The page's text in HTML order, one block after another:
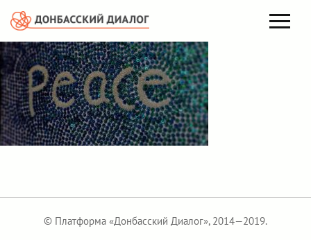
© Платформа «Донбасский Диалог», 2014—2019.